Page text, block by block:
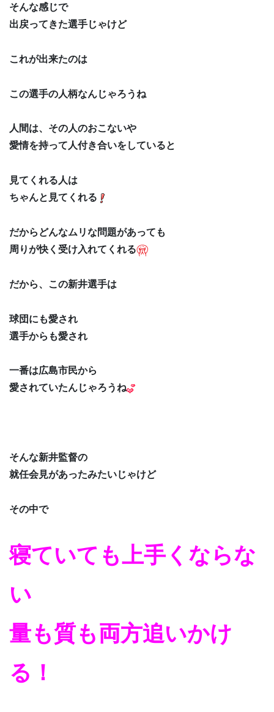
そんな感じで
出戻ってきた選手じゃけど
これが出来たのは
この選手の人柄なんじゃろうね
人間は、その人のおこないや
愛情を持って人付き合いをしていると
見てくれる人は
ちゃんと見てくれる
だからどんなムリな問題があっても
周りが快く受け入れてくれる
だから、この新井選手は
球団にも愛され
選手からも愛され
一番は広島市民から
愛されていたんじゃろうね
そんな新井監督の
就任会見があったみたいじゃけど
その中で
寝ていても上手くならな
い
量も質も両方追いかけ
る！